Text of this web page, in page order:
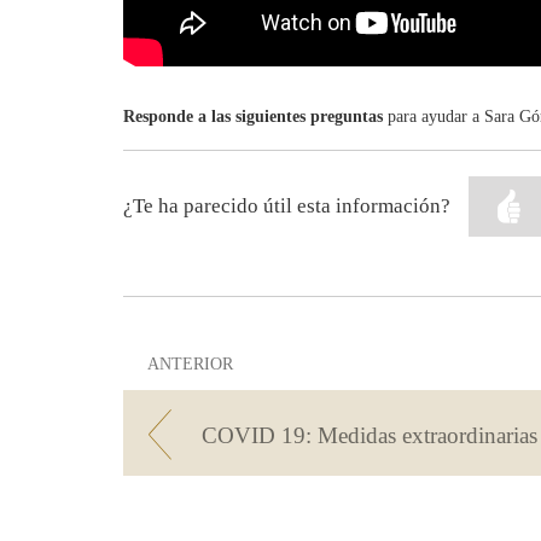
Responde a las siguientes preguntas para ayudar a Sara
¿Te ha parecido útil esta información?
ANTERIOR